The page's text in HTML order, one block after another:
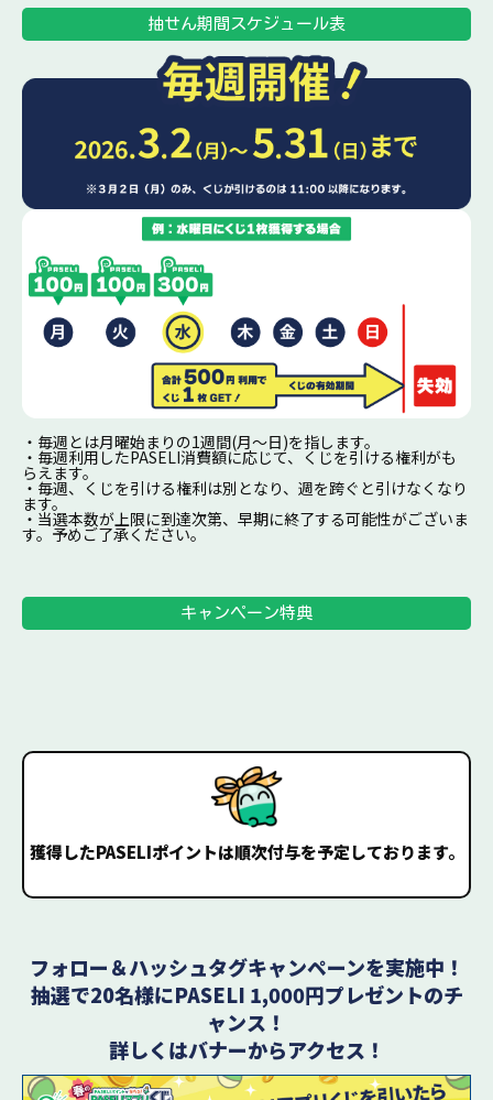
抽せん期間スケジュール表
・毎週とは月曜始まりの1週間(月～日)を指します。
・毎週利用したPASELI消費額に応じて、くじを引ける権利がも
らえます。
・毎週、くじを引ける権利は別となり、週を跨ぐと引けなくなり
ます。
・当選本数が上限に到達次第、早期に終了する可能性がございま
す。予めご了承ください。
キャンペーン特典
獲得したPASELIポイントは順次付与を予定しております。
フォロー＆ハッシュタグキャンペーンを実施中！
抽選で20名様にPASELI 1,000円プレゼントのチ
ャンス！
詳しくはバナーからアクセス！